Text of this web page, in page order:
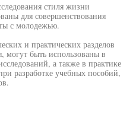
стиля жизни
для совершенствования
с молодежью.
и практических разделов
могут быть использованы в
а также в практике
разработке учебных пособий,